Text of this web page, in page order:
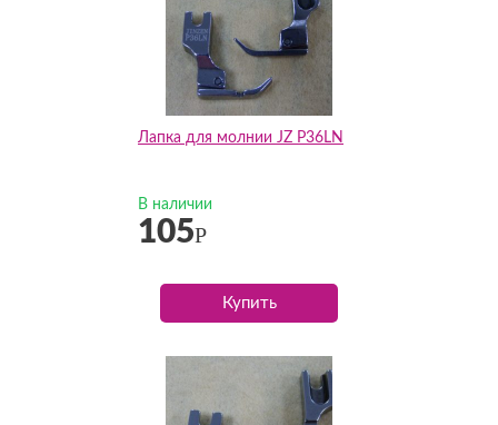
Лапка для молнии JZ P36LN
В наличии
105Р
Купить